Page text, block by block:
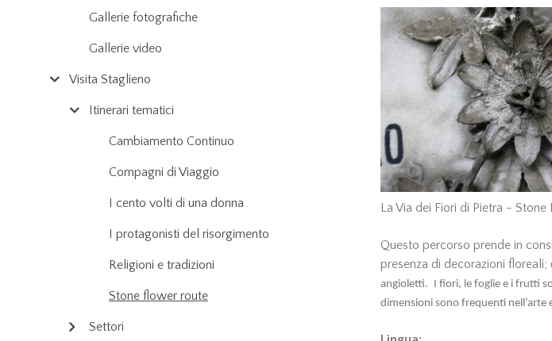
La Via dei Fiori di Pietra - Stone
Questo percorso prende in
presenza di decorazioni floreali;
angioletti. I fiori, le foglie e i frutti
dimensioni sono frequenti nell’arte
Gallerie fotografiche
Gallerie video
Visita Staglieno
Itinerari tematici
Cambiamento Continuo
Compagni di Viaggio
I cento volti di una donna
I protagonisti del risorgimento
Religioni e tradizioni
Stone flower route
Settori